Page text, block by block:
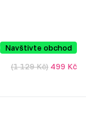
Navštivte obchod
(1 129 Kč) 499 Kč